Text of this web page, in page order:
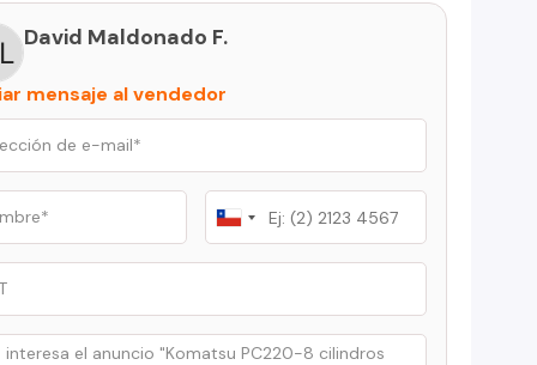
David Maldonado F.
mensaje al vendedor
Chile
+56